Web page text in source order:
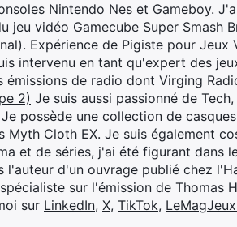
Nintendo Nes et Gameboy.
jeu vidéo Gamecube Super Smash
Expérience de Pigiste pour Jeux
intervenu en tant qu'expert des
émissions de radio dont Virging
2) Je suis aussi passionné de
possède une collection de
Myth Cloth EX. Je suis également
et de séries, j'ai été figurant dans
l'auteur d'un ouvrage publié chez
sur l'émission de Thomas
sur LinkedIn, X, TikTok,